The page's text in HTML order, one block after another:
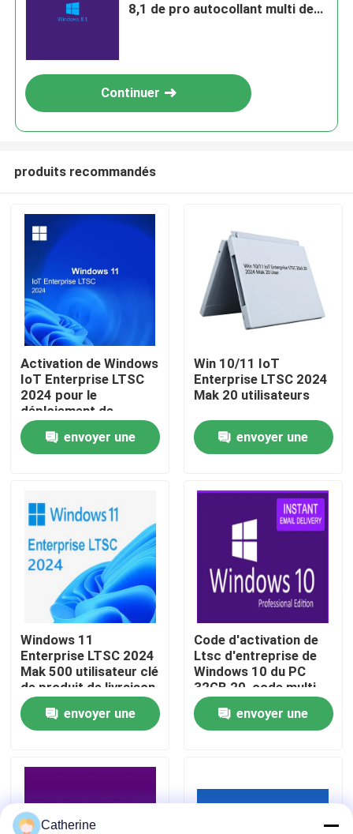
À la maison
Produits
À propos de nous
Contrôle de la qualité
Nous contacter
Nouvelles
Demandez un devis
plus professionnel du bureau 2021
8,1 de pro autocollant multi de
Continuer
produits recommandés
Activation de Windows
IoT Enterprise LTSC
2024 pour le
déploiement de
matériel commercial
et industrielenvoyer une
Win 10/11 IoT
Enterprise LTSC 2024
Mak 20 utilisateurs
envoyer une
Windows 11
Enterprise LTSC 2024
Mak 500 utilisateur clé
de produit de livraison
rapide
envoyer une
Code d'activation de
Ltsc d'entreprise de
Windows 10 du PC
32GB 20, code multi
de Windows 10
d'activation de langue
envoyer une
Catherine